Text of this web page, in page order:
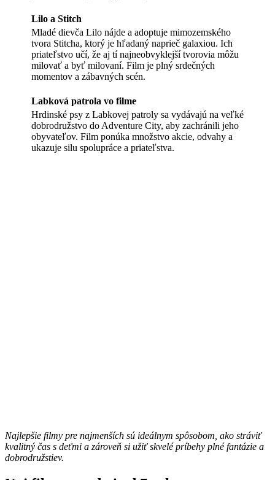
Lilo a Stitch
Mladé dievča Lilo nájde a adoptuje mimozemského
tvora Stitcha, ktorý je hľadaný naprieč galaxiou. Ich
priateľstvo učí, že aj tí najneobvyklejší tvorovia môžu
milovať a byť milovaní. Film je plný srdečných
momentov a zábavných scén.
Labková patrola vo filme
Hrdinské psy z Labkovej patroly sa vydávajú na veľké
dobrodružstvo do Adventure City, aby zachránili jeho
obyvateľov. Film ponúka množstvo akcie, odvahy a
ukazuje silu spolupráce a priateľstva.
Najlepšie filmy pre najmenších sú ideálnym spôsobom, ako stráviť
kvalitný čas s deťmi a zároveň si užiť skvelé príbehy plné fantázie a
dobrodružstiev.